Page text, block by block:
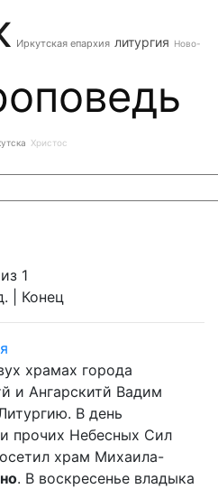
Иркутская епархия литургия Ново-
Христос
1
| Конец
храмах города
и Ангарскитй Вадим
В день
прочих Небесных Сил
храм Михаила-
. В воскресенье владыка